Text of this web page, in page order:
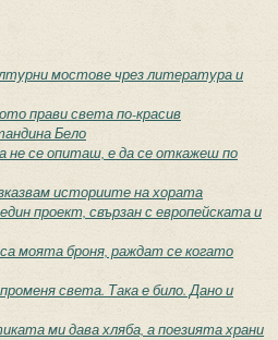
мостове чрез литература и
прави света по-красив
Бело
се опиташ, е да се откажеш по
историите на хората
проект, свързан с европейската и
моята броня, раждат се когато
света. Така е било. Дано и
ми дава хляба, а поезията храни